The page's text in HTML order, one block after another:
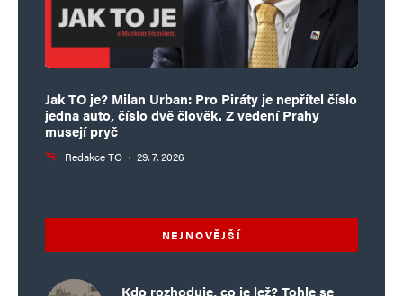
Jak TO je? Milan Urban: Pro Piráty je nepřítel číslo
jedna auto, číslo dvě člověk. Z vedení Prahy
musejí pryč
Redakce TO · 29. 7. 2026
NEJNOVĚJŠÍ
Kdo rozhoduje, co je lež? Tohle se